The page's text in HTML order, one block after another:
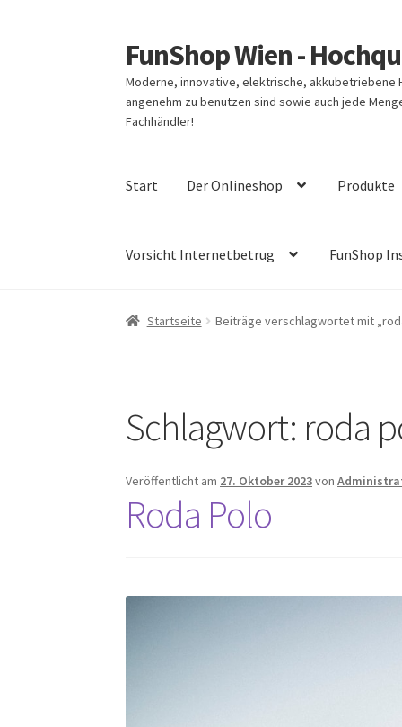
Zur
Navigation
springen
Zum
Inhalt
springen
FunShop Wien -
Moderne, innovative, elektrische,
angenehm zu benutzen sind sowie auch jede
Fachhändler!
Start Der Onlineshop Produkte
Vorsicht Internetbetrug FunShop
Startseite Beiträge verschlagwortet mit
Schlagwort: roda
Veröffentlicht am 27. Oktober 2023von
Roda Polo